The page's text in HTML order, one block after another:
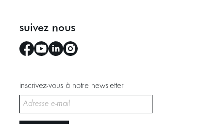
suivez nous
inscrivez-vous à notre newsletter